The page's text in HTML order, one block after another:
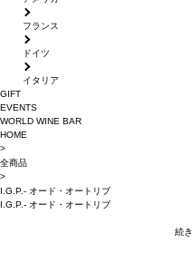
フランス
ドイツ
イタリア
GIFT
EVENTS
WORLD WINE BAR
HOME
>
全商品
>
I.G.P.- オード・オートリブ
I.G.P.- オード・オートリブ
続